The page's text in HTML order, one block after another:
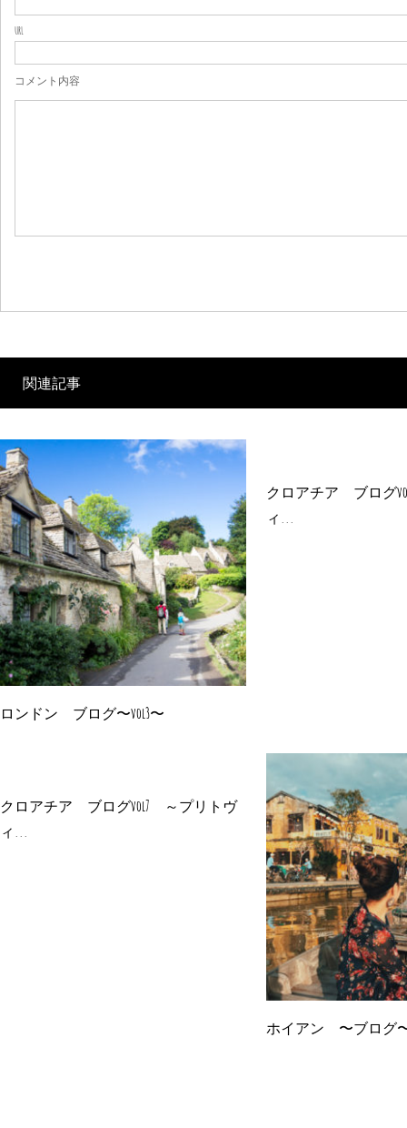
URL
コメント内容
関連記事
ロンドン ブログ〜vol3〜
クロアチア ブログ
ィ...
クロアチア ブログvol7 ～プリトヴ
ィ...
ホイアン 〜ブログ